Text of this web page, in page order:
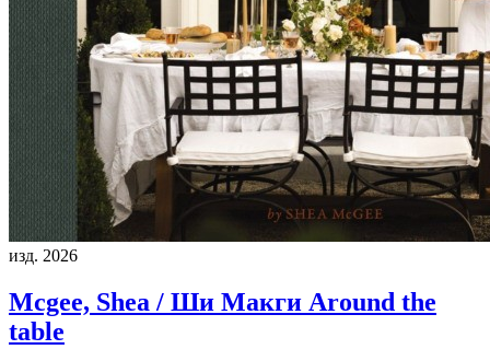
изд. 2026
Mcgee, Shea / Ши Макги Around the
table